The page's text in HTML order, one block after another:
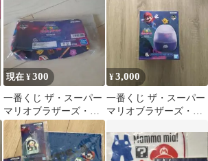
現在 ¥300
一番くじ ザ・スーパー
マリオブラザーズ・ム
ービー D賞 ポーチ
¥3,000
一番くじ ザ・スーパー
マリオブラザーズ・ム